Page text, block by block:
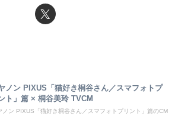
ノン PIXUS「猫好き桐谷さん／スマフォトプ
ト」篇 × 桐谷美玲 TVCM
ノン PIXUS「猫好き桐谷さん／スマフォトプリント」篇のCM